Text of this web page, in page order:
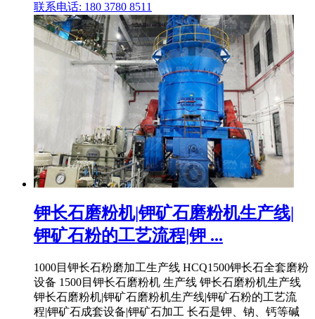
联系电话: 180 3780 8511
钾长石磨粉机|钾矿石磨粉机生产线|
钾矿石粉的工艺流程|钾 ...
1000目钾长石粉磨加工生产线 HCQ1500钾长石全套磨粉
设备 1500目钾长石磨粉机 生产线 钾长石磨粉机生产线
钾长石磨粉机|钾矿石磨粉机生产线|钾矿石粉的工艺流
程|钾矿石成套设备|钾矿石加工 长石是钾、钠、钙等碱